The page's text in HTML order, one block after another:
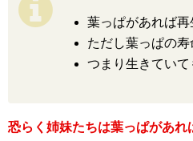
葉っぱがあれば
ただし葉っぱの
つまり生きていて
恐らく姉妹たちは葉っぱがあれ